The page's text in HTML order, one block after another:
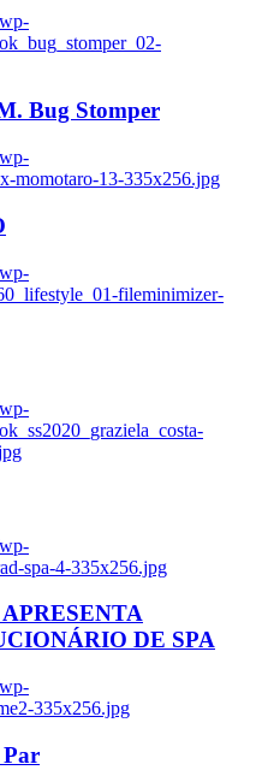
Bug Stomper
momotaro-13-335x256.jpg
fileminimizer-
spa-4-335x256.jpg
DE SPA
335x256.jpg
Par